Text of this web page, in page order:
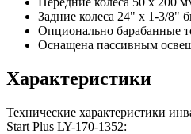
Задние колеса 24" х 1-3/8"
Опционально барабанные
Оснащена пассивным
Характеристики
Технические характеристики
Start Plus LY-170-1352: